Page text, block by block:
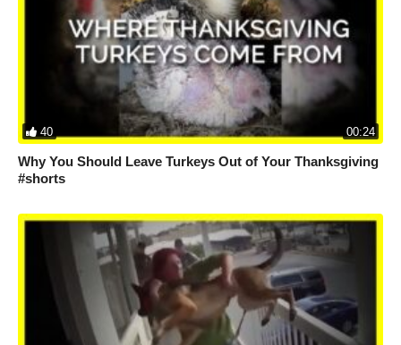
40 00:24
Why You Should Leave Turkeys Out of Your Thanksgiving
#shorts